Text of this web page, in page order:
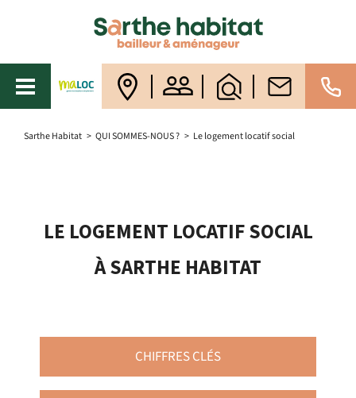
Sarthe Habitat > QUI SOMMES-NOUS ? > Le logement locatif social
LE LOGEMENT LOCATIF SOCIAL
À SARTHE HABITAT
CHIFFRES CLÉS